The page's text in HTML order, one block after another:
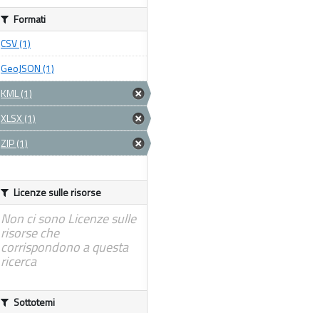
Formati
CSV (1)
GeoJSON (1)
KML (1)
XLSX (1)
ZIP (1)
Licenze sulle risorse
Non ci sono Licenze sulle
risorse che
corrispondono a questa
ricerca
Sottotemi